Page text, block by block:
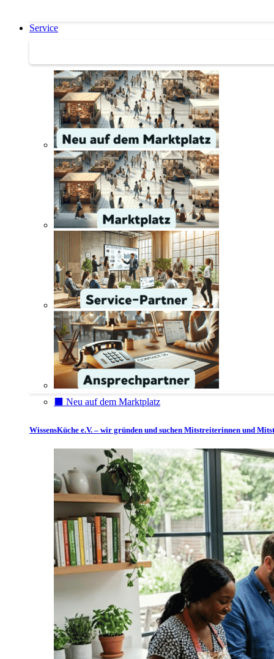
Service
⬛️ Neu auf dem Marktplatz
WissensKüche e.V. – wir gründen und suchen Mitstreiterinnen und